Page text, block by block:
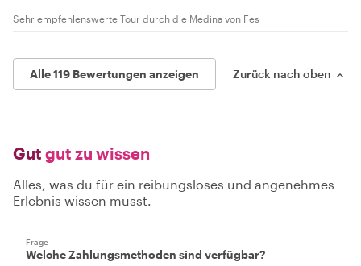
Sehr empfehlenswerte Tour durch die Medina von Fes
Alle 119 Bewertungen anzeigen Zurück nach oben
Gut gut zu wissen
Alles, was du für ein reibungsloses und angenehmes
Erlebnis wissen musst.
Frage
Welche Zahlungsmethoden sind verfügbar?